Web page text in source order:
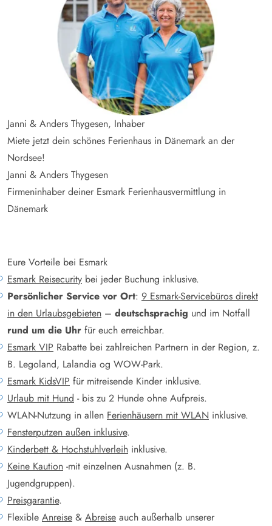
Janni & Anders Thygesen, Inhaber
Miete jetzt dein schönes Ferienhaus in Dänemark an der
Nordsee!
Janni & Anders Thygesen
Firmeninhaber deiner Esmark Ferienhausvermittlung in
Dänemark
Eure Vorteile bei Esmark
Esmark Reisecurity bei jeder Buchung inklusive.
Persönlicher Service vor Ort: 9 Esmark-Servicebüros direkt
in den Urlaubsgebieten – deutschsprachig und im Notfall
rund um die Uhr für euch erreichbar.
Esmark VIP Rabatte bei zahlreichen Partnern in der Region, z.
B. Legoland, Lalandia og WOW-Park.
Esmark KidsVIP für mitreisende Kinder inklusive.
Urlaub mit Hund - bis zu 2 Hunde ohne Aufpreis.
WLAN-Nutzung in allen Ferienhäusern mit WLAN inklusive.
Fensterputzen außen inklusive.
Kinderbett & Hochstuhlverleih inklusive.
Keine Kaution -mit einzelnen Ausnahmen (z. B.
Jugendgruppen).
Preisgarantie.
Flexible Anreise & Abreise auch außerhalb unserer